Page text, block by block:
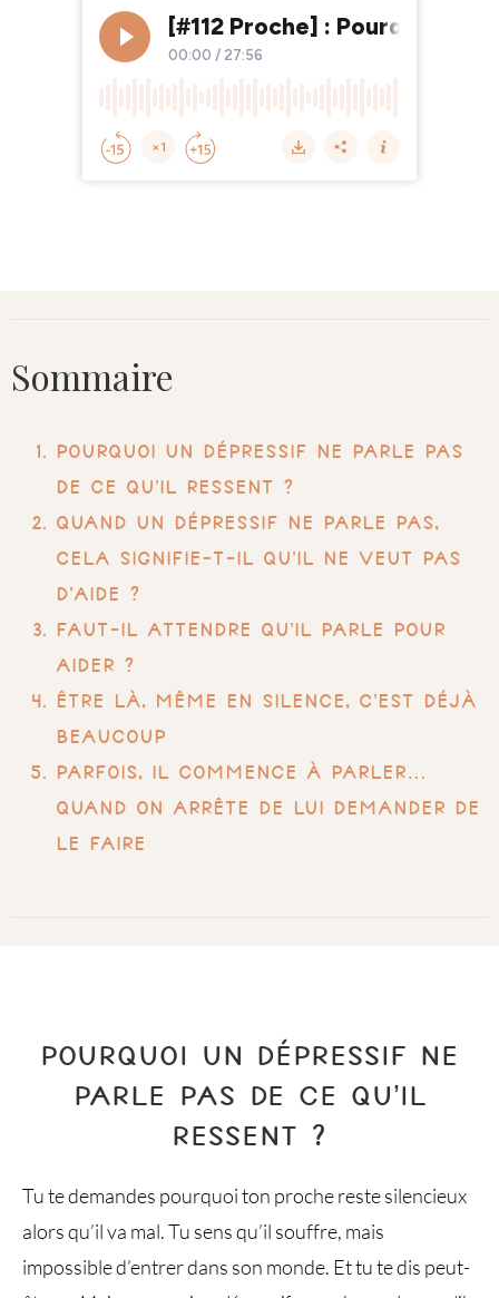
Sommaire
Pourquoi un dépressif ne parle pas​
de ce qu’il ressent ?
Quand un dépressif ne parle pas​,
cela signifie-t-il qu’il ne veut pas
d’aide ?
Faut-il attendre qu’il parle pour
aider ?
Être là, même en silence, c’est déjà
beaucoup
Parfois, il commence à parler…
quand on arrête de lui demander de
le faire
POURQUOI UN DÉPRESSIF NE
PARLE PAS​ DE CE QU’IL
RESSENT ?
Tu te demandes pourquoi ton proche reste silencieux
alors qu’il va mal. Tu sens qu’il souffre, mais
impossible d’entrer dans son monde. Et tu te dis peut-